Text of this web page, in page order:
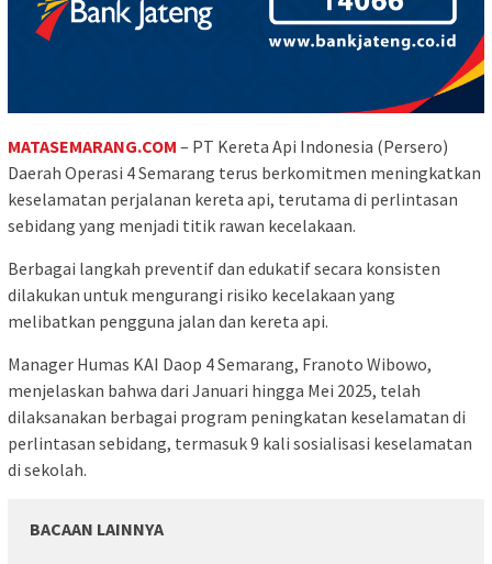
MATASEMARANG.COM – PT Kereta Api Indonesia (Persero)
Daerah Operasi 4 Semarang terus berkomitmen meningkatkan
keselamatan perjalanan kereta api, terutama di perlintasan
sebidang yang menjadi titik rawan kecelakaan.
Berbagai langkah preventif dan edukatif secara konsisten
dilakukan untuk mengurangi risiko kecelakaan yang
melibatkan pengguna jalan dan kereta api.
Manager Humas KAI Daop 4 Semarang, Franoto Wibowo,
menjelaskan bahwa dari Januari hingga Mei 2025, telah
dilaksanakan berbagai program peningkatan keselamatan di
perlintasan sebidang, termasuk 9 kali sosialisasi keselamatan
di sekolah.
BACAAN LAINNYA